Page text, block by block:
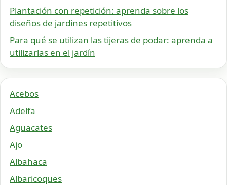
Plantación con repetición: aprenda sobre los
diseños de jardines repetitivos
Para qué se utilizan las tijeras de podar: aprenda a
utilizarlas en el jardín
Acebos
Adelfa
Aguacates
Ajo
Albahaca
Albaricoques